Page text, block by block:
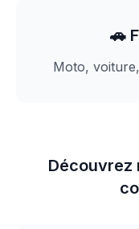
🚗
Moto,
Découvrez